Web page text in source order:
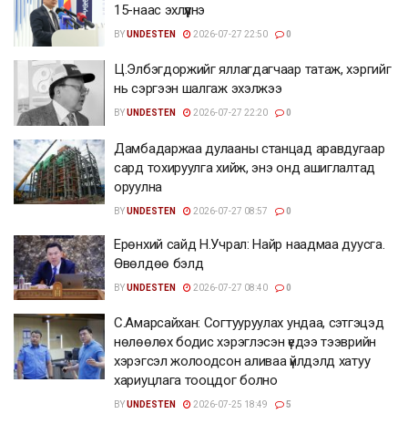
15-наас эхлүүлнэ
BYUNDESTEN 2026-07-27 22:50 0
Ц.Элбэгдоржийг яллагдагчаар татаж, хэргийг
нь сэргээн шалгаж эхэлжээ
BYUNDESTEN 2026-07-27 22:20 0
Дамбадаржаа дулааны станцад аравдугаар
сард тохируулга хийж, энэ онд ашиглалтад
оруулна
BYUNDESTEN 2026-07-27 08:57 0
Ерөнхий сайд Н.Учрал: Найр наадмаа дуусга.
Өвөлдөө бэлд
BYUNDESTEN 2026-07-27 08:40 0
С.Амарсайхан: Согтууруулах ундаа, сэтгэцэд
нөлөөлөх бодис хэрэглэсэн үедээ тээврийн
хэрэгсэл жолоодсон аливаа үйлдэлд хатуу
хариуцлага тооцдог болно
BYUNDESTEN 2026-07-25 18:49 5